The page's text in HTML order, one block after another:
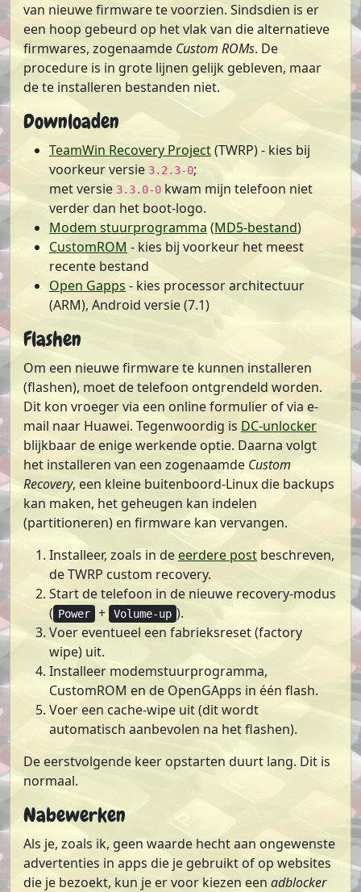
van nieuwe firmware te voorzien. Sindsdien is er
een hoop gebeurd op het vlak van die alternatieve
firmwares, zogenaamde Custom ROMs. De
procedure is in grote lijnen gelijk gebleven, maar
de te installeren bestanden niet.
Downloaden
TeamWin Recovery Project(TWRP) - kies bij
voorkeur versie 3.2.3-0;
met versie 3.3.0-0 kwam mijn telefoon niet
verder dan het boot-logo.
Modem stuurprogramma (MD5-bestand)
CustomROM - kies bij voorkeur het meest
recente bestand
Open Gapps - kies processor architectuur
(ARM), Android versie (7.1)
Flashen
Om een nieuwe firmware te kunnen installeren
(flashen), moet de telefoon ontgrendeld worden.
Dit kon vroeger via een online formulier of via e-
mail naar Huawei. Tegenwoordig is DC-unlocker
blijkbaar de enige werkende optie. Daarna volgt
het installeren van een zogenaamde Custom
Recovery, een kleine buitenboord-Linux die backups
kan maken, het geheugen kan indelen
(partitioneren) en firmware kan vervangen.
Installeer, zoals in de eerdere post beschreven,
de TWRP custom recovery.
Start de telefoon in de nieuwe recovery-modus
( Power + Volume-up ).
Voer eventueel een fabrieksreset (factory
wipe) uit.
Installeer modemstuurprogramma,
CustomROM en de OpenGApps in één flash.
Voer een cache-wipe uit (dit wordt
automatisch aanbevolen na het flashen).
De eerstvolgende keer opstarten duurt lang. Dit is
normaal.
Nabewerken
Als je, zoals ik, geen waarde hecht aan ongewenste
advertenties in apps die je gebruikt of op websites
die je bezoekt, kun je er voor kiezen een adblocker